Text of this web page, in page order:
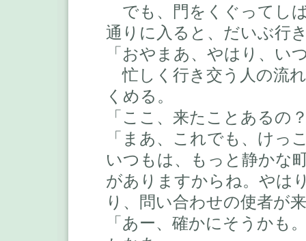
でも、門をくぐってし
通りに入ると、だいぶ行
「おやまあ、やはり、い
忙しく行き交う人の流
くめる。
「ここ、来たことあるの
「まあ、これでも、けっ
いつもは、もっと静かな
がありますからね。やは
り、問い合わせの使者が
「あー、確かにそうかも